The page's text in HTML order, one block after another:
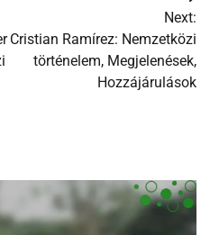
Next:
Cristian Ramírez: Nemzetközi
történelem, Megjelenések,
Hozzájárulások